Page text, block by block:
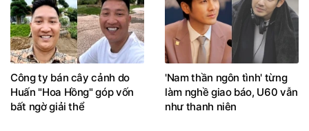
Công ty bán cây cảnh do
Huấn "Hoa Hồng" góp vốn
bất ngờ giải thể
'Nam thần ngôn tình' từng
làm nghề giao báo, U60 vẫn
như thanh niên